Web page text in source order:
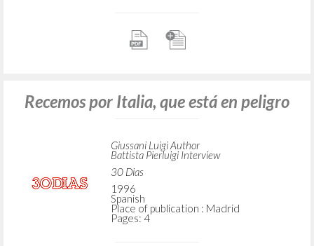
Recemos por Italia, que está en peligro
Giussani Luigi Author
Battista Pierluigi Interview
30 Dias
1996
Spanish
Place of publication : Madrid
Pages: 4